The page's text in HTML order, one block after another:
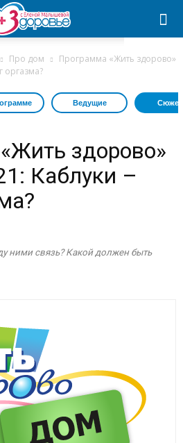
Про дом
Программа «Жить здорово»
оргазма?
Ведущие
здорово»
Каблуки –
ними связь? Какой должен быть